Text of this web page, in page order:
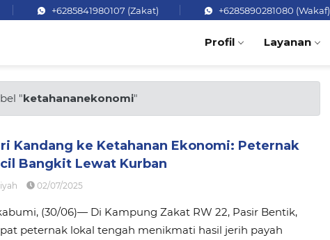
+6285841980107 (Zakat) +6285890281080 (Wakaf)
Profil Layanan
"ketahananekonomi"
Kandang ke Ketahanan Ekonomi: Peternak
Bangkit Lewat Kurban
02/07/2025
(30/06)— Di Kampung Zakat RW 22, Pasir Bentik,
peternak lokal tengah menikmati hasil jerih payah